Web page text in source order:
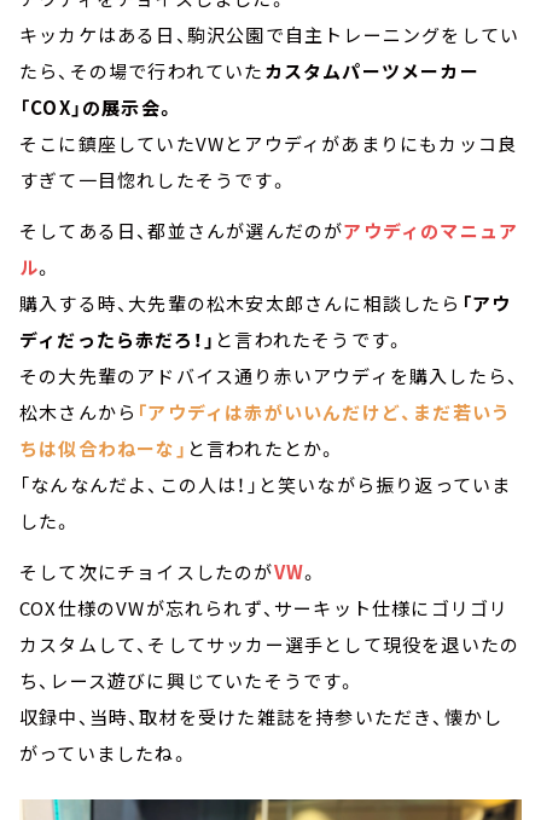
キッカケはある日、駒沢公園で自主トレーニングをしてい
たら、その場で行われていたカスタムパーツメーカー
「COX」の展示会。
そこに鎮座していたVWとアウディがあまりにもカッコ良
すぎて一目惚れしたそうです。
そしてある日、都並さんが選んだのがアウディのマニュア
ル。
購入する時、大先輩の松木安太郎さんに相談したら 「アウ
ディだったら赤だろ！」 と言われたそうです。
その大先輩のアドバイス通り赤いアウディを購入したら、
松木さんから 「アウディは赤がいいんだけど、まだ若いう
ちは似合わねーな」 と言われたとか。
「なんなんだよ、この人は！」と笑いながら振り返っていま
した。
そして次にチョイスしたのがVW。
COX仕様のVWが忘れられず、サーキット仕様にゴリゴリ
カスタムして、そしてサッカー選手として現役を退いたの
ち、レース遊びに興じていたそうです。
収録中、当時、取材を受けた雑誌を持参いただき、懐かし
がっていましたね。